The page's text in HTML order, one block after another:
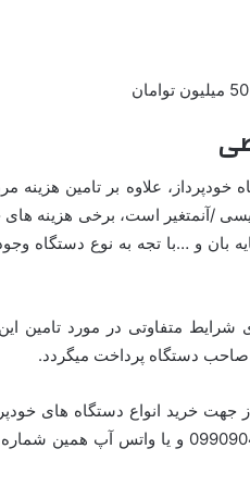
علاوه بر تامین هزینه
/آنمتغیر است، برخی هزینه
و …با تجه به نوع دستگاه وجود
متفاوتی در مورد تامین
صاحب دستگاه پرداخت میگردد.
جهت خرید انواع دستگاه های
استعلام قیمت به روز آن با تلفن های 09909044064 و